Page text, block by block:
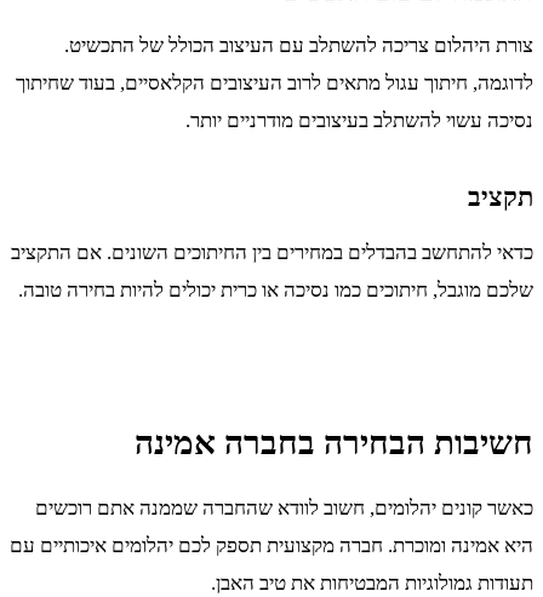
צורת היהלום צריכה להשתלב עם העיצוב הכולל של התכשיט.
לדוגמה, חיתוך עגול מתאים לרוב העיצובים הקלאסיים, בעוד שחיתוך
נסיכה עשוי להשתלב בעיצובים מודרניים יותר.
תקציב
כדאי להתחשב בהבדלים במחירים בין החיתוכים השונים. אם התקציב
שלכם מוגבל, חיתוכים כמו נסיכה או כרית יכולים להיות בחירה טובה.
חשיבות הבחירה בחברה אמינה
כאשר קונים יהלומים, חשוב לוודא שהחברה שממנה אתם רוכשים
היא אמינה ומוכרת. חברה מקצועית תספק לכם יהלומים איכותיים עם
תעודות גמולוגיות המבטיחות את טיב האבן.